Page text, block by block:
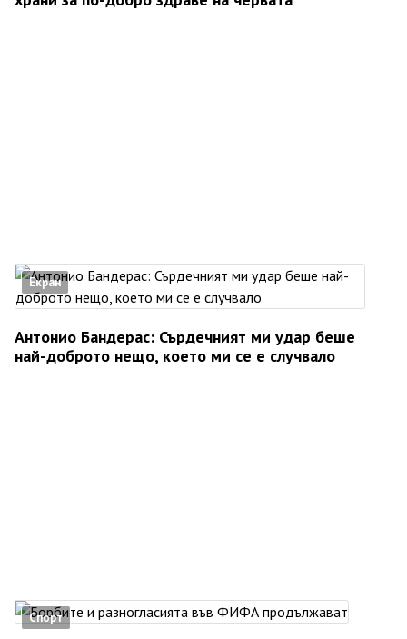
Екран
Антонио Бандерас: Сърдечният ми удар беше
най-доброто нещо, което ми се е случвало
Спорт